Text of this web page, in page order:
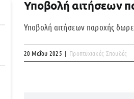
Υποβολή αιτήσεων
Υποβολή αιτήσεων παροχής
20 Μαΐου 2025 | Προπτυχιακές Σπουδές